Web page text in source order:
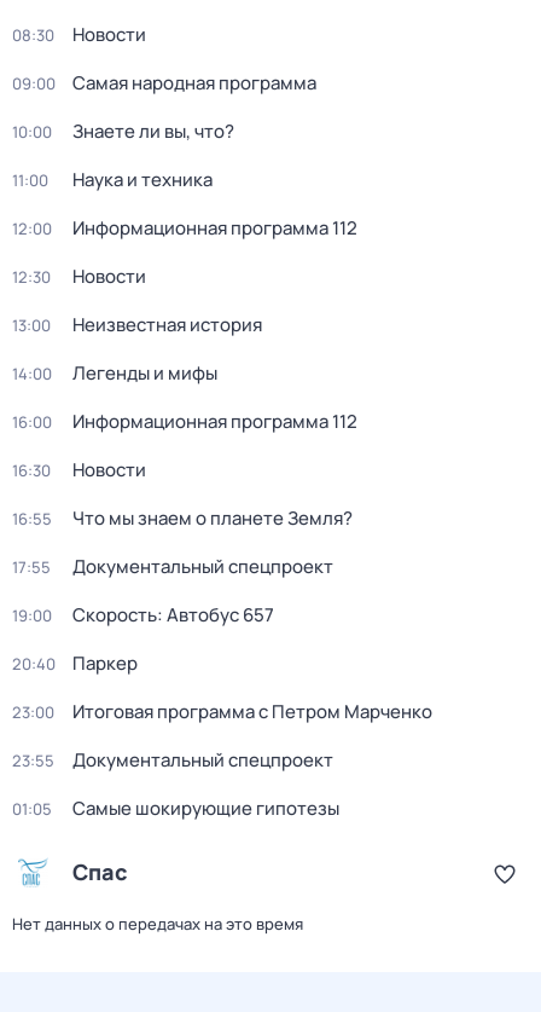
08:30 Новости
09:00 Самая народная программа
10:00 Знаете ли вы, что?
11:00 Наука и техника
12:00 Информационная программа 112
12:30 Новости
13:00 Неизвестная история
14:00 Легенды и мифы
16:00 Информационная программа 112
16:30 Новости
16:55 Что мы знаем о планете Земля?
17:55 Документальный спецпроект
19:00 Скорость: Автобус 657
20:40 Паркер
23:00 Итоговая программа с Петром Марченко
23:55 Документальный спецпроект
01:05 Самые шoкиpующие гипотезы
Спас
Нет данных о передачах на это время